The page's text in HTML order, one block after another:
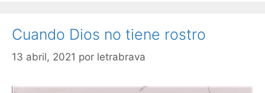
Cuando Dios no tiene rostro
13 abril, 2021 por letrabrava